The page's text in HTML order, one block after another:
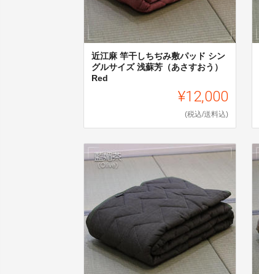
近江麻 竿干しちぢみ敷パッド シン
グルサイズ 浅蘇芳（あさすおう）
Red
¥12,000
(税込/送料込)